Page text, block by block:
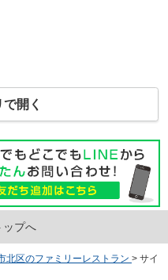
開く
ップへ
北区のファミリーレストラン > サイ